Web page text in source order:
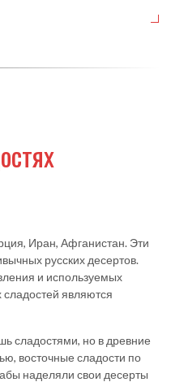
Иран, Афганистан. Эти
русских десертов.
и используемых
сладостей являются
сладостями, но в древние
восточные сладости по
наделяли свои десерты